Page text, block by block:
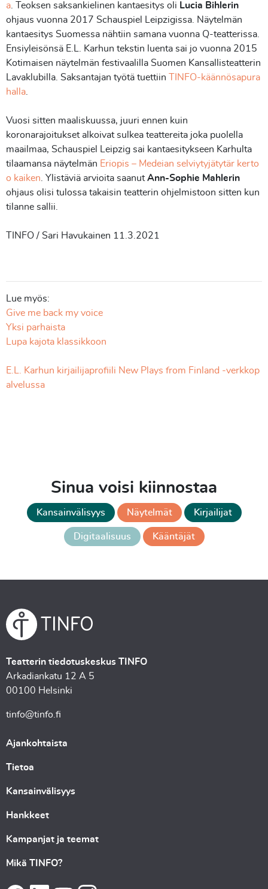
a . Teoksen saksankielinen kantaesitys oli Lucia Bihlerin
ohjaus vuonna 2017 Schauspiel Leipzigissa. Näytelmän
kantaesitys Suomessa nähtiin samana vuonna Q-teatterissa.
Ensiyleisönsä E.L. Karhun tekstin luenta sai jo vuonna 2015
Kotimaisen näytelmän festivaalilla Suomen Kansallisteatterin
Lavaklubilla. Saksantajan työtä tuettiin
TINFO-käännösapura
halla
Vuosi sitten maaliskuussa, juuri ennen kuin
koronarajoitukset alkoivat sulkea teattereita joka puolella
maailmaa, Schauspiel Leipzig sai kantaesitykseen Karhulta
tilaamansa näytelmän Eriopis – Medeian selviytyjätytär kerto
o kaiken . Ylistäviä arvioita saanutAnn-Sophie Mahlerin
ohjaus olisi tulossa takaisin teatterin ohjelmistoon sitten kun
tilanne sallii.
TINFO / Sari Havukainen 11.3.2021
Lue myös:
Give me back my voice
Yksi parhaista
Lupa kajota klassikkoon
E.L. Karhun kirjailijaprofiili New Plays from Finland -verkkop
alvelussa
Sinua voisi kiinnostaa
Kansainvälisyys Näytelmät Kirjailijat
Digitaalisuus Kääntäjät
Teatterin tiedotuskeskus TINFO
Arkadiankatu 12 A 5
00100 Helsinki
tinfo@tinfo.fi
Ajankohtaista
Tietoa
Kansainvälisyys
Hankkeet
Kampanjat ja teemat
Mikä TINFO?